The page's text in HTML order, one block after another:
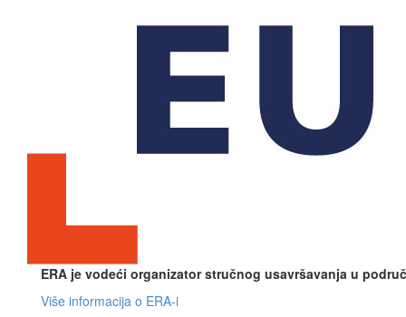
ERA je vodeći organizator stručnog usavršavanja u
Više informacija o ERA-i